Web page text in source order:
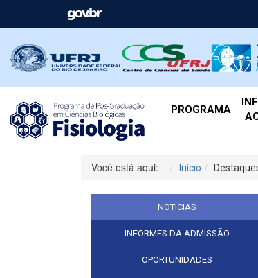
PROGRAMA
Você está aqui: Início
NOTÍCIAS
INFORMES DA ADMISSÃO
OPORTUNIDADES